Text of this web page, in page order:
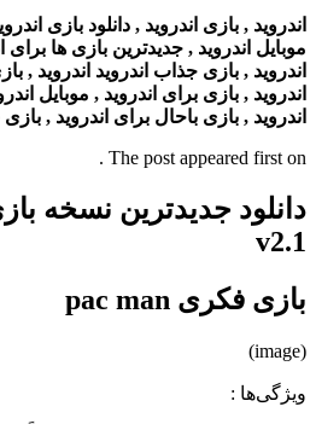
اندروید , بازی اندروید , دانلود بازی
موبایل اندروید , جدیدترین بازی ها برای
اندروید , بازی جذاب اندروید اندروید ,
اندروید , بازی برای اندروید , موبایل
اندروید , بازی باحال برای اندروید ,
The post appeared first on .
v2.1
بازی فکری pac man
(image)
ویژگی‌ها :